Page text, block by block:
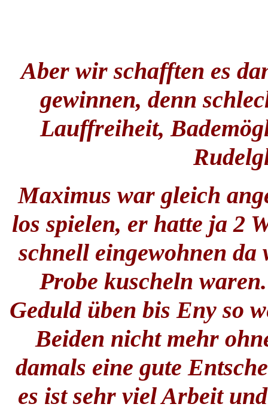
Aber wir schafften es
gewinnen, denn
Lauffreiheit,
Maximus war gleich
los spielen, er hatte ja 2
schnell eingewohnen
Probe kuscheln
Geduld üben bis Eny so
Beiden nicht mehr
damals eine gute
es ist sehr viel Arbeit